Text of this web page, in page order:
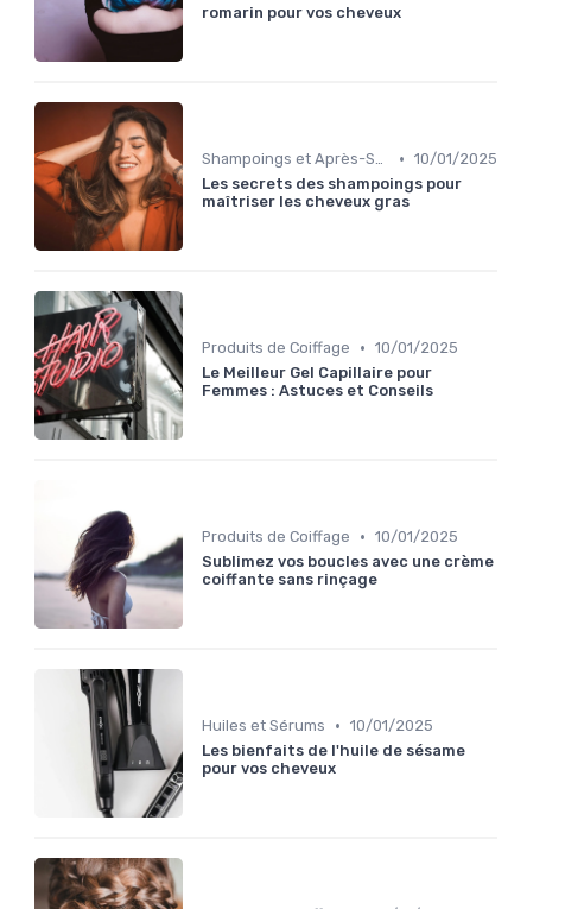
romarin pour vos cheveux
Shampoings et Après-Shampoings • 10/01/2025
Les secrets des shampoings pour
maîtriser les cheveux gras
Produits de Coiffage • 10/01/2025
Le Meilleur Gel Capillaire pour
Femmes : Astuces et Conseils
Produits de Coiffage • 10/01/2025
Sublimez vos boucles avec une crème
coiffante sans rinçage
Huiles et Sérums • 10/01/2025
Les bienfaits de l'huile de sésame
pour vos cheveux